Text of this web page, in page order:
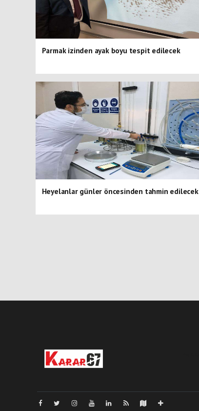
Parmak izinden ayak boyu tespit edilecek
Heyelanlar günler öncesinden tahmin edilecek